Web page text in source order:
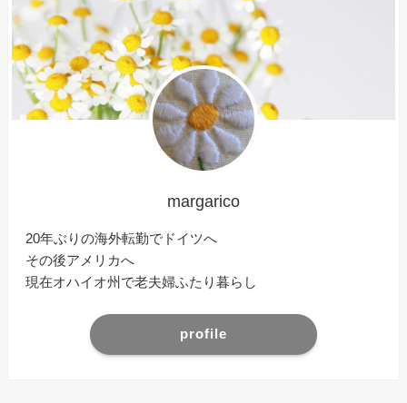
margarico
20年ぶりの海外転勤でドイツへ
その後アメリカへ
現在オハイオ州で老夫婦ふたり暮らし
profile